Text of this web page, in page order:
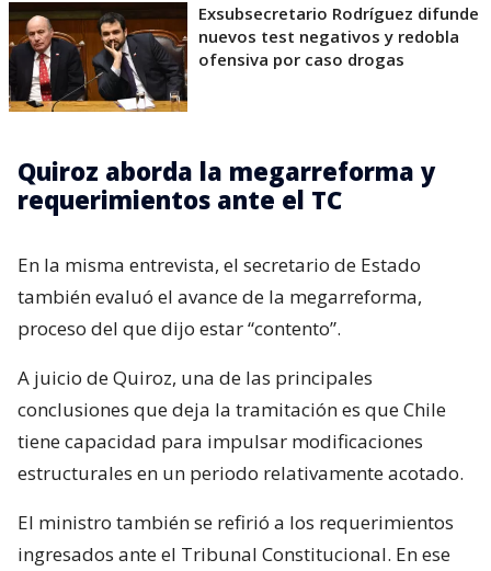
Exsubsecretario Rodríguez difunde
nuevos test negativos y redobla
ofensiva por caso drogas
Quiroz aborda la megarreforma y
requerimientos ante el TC
En la misma entrevista, el secretario de Estado
también evaluó el avance de la megarreforma,
proceso del que dijo estar “contento”.
A juicio de Quiroz, una de las principales
conclusiones que deja la tramitación es que Chile
tiene capacidad para impulsar modificaciones
estructurales en un periodo relativamente acotado.
El ministro también se refirió a los requerimientos
ingresados ante el Tribunal Constitucional. En ese